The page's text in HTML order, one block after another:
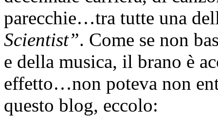
parecchie…tra tutte una
Scientist”. Come se non
e della musica, il brano è
effetto…non poteva non
questo blog, eccolo: